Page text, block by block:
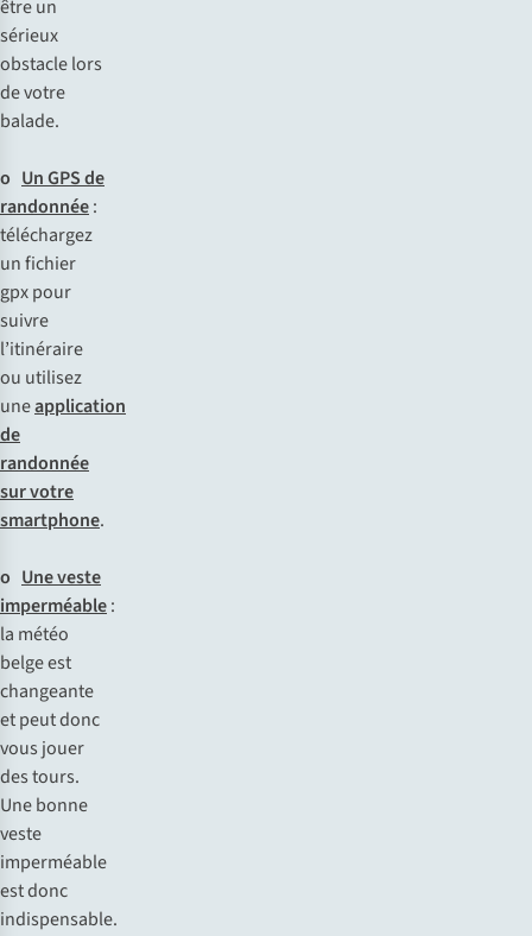
êtreun
sérieux
obstaclelors
devotre
balade.
o Un GPS de
randonnée:
téléchargez
unfichier
gpxpour
suivre
l’itinéraire
ou utilisez
uneapplication
de
randonnée
sur votre
smartphone.
o Une veste
imperméable:
la météo
belgeest
changeante
etpeutdonc
vous jouer
destours.
Unebonne
veste
imperméable
estdonc
indispensable.